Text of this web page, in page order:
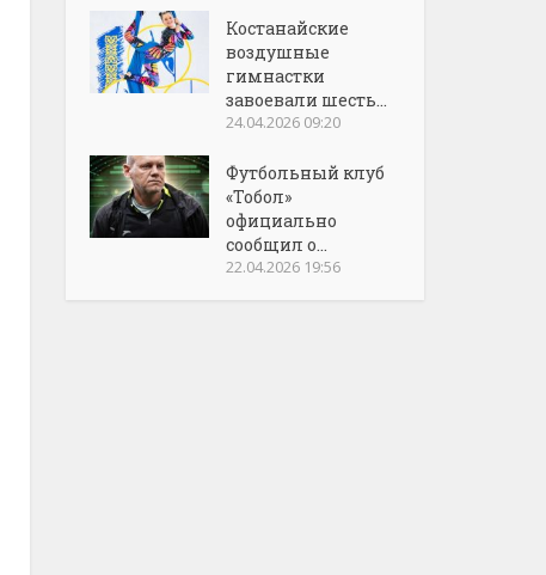
Костанайские
воздушные
гимнастки
завоевали шесть...
24.04.2026 09:20
Футбольный клуб
«Тобол»
официально
сообщил о...
22.04.2026 19:56